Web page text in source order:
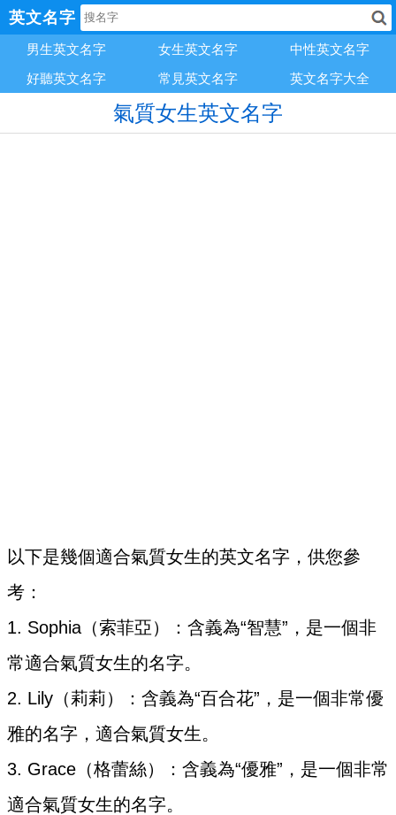
英文名字
男生英文名字 女生英文名字
中性英文名字
好聽英文名字
常見英文名字 英文名字大全
氣質女生英文名字
以下是幾個適合氣質女生的英文名字，供您參
考：
1. Sophia（索菲亞）：含義為“智慧”，是一個非
常適合氣質女生的名字。
2. Lily（莉莉）：含義為“百合花”，是一個非常優
雅的名字，適合氣質女生。
3. Grace（格蕾絲）：含義為“優雅”，是一個非常
適合氣質女生的名字。